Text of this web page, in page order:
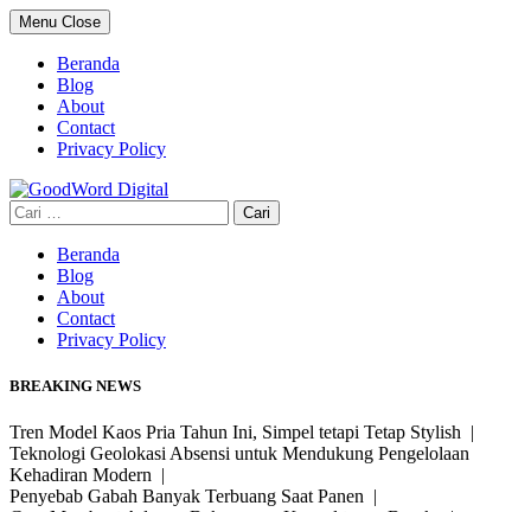
Skip
to
content
Menu Close
Beranda
Blog
About
Contact
Privacy Policy
Cari
untuk:
Beranda
Blog
About
Contact
Privacy Policy
BREAKING NEWS
Tren Model Kaos Pria Tahun Ini, Simpel tetapi Tetap Stylish |
Teknologi Geolokasi Absensi untuk Mendukung Pengelolaan
Kehadiran Modern |
Penyebab Gabah Banyak Terbuang Saat Panen |